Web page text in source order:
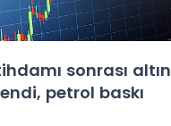
sonrası altın
petrol baskı